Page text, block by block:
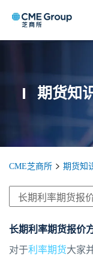
期货知
CME芝商所 期货知
长期利率期货报价
对于利率期货大家